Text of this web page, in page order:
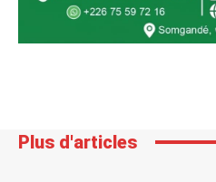
Plus d'articles